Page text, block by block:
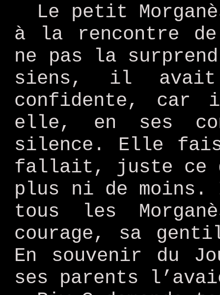
Le petit
à la rencontre
ne pas la
siens, il avait
confidente, car
elle, en ses
silence. Elle
fallait, juste ce
plus ni de
tous les
courage, sa
En souvenir du
ses parents